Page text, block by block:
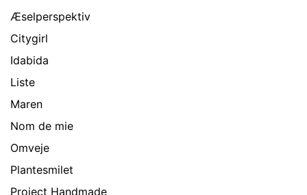
Æselperspektiv
Citygirl
Idabida
Liste
Maren
Nom de mie
Omveje
Plantesmilet
Project Handmade